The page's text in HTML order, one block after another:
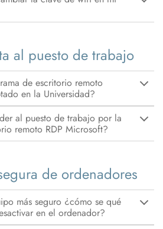
al puesto de trabajo
de escritorio remoto
en la Universidad?
al puesto de trabajo por la
remoto RDP Microsoft?
de ordenadores
más seguro ¿cómo se qué
en el ordenador?